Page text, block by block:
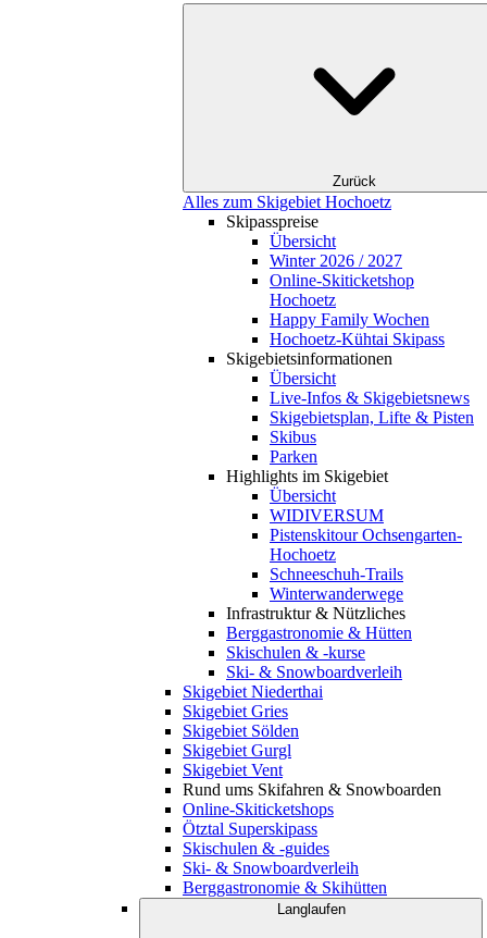
Zurück
Alles zum Skigebiet Hochoetz
Skipasspreise
Übersicht
Winter 2026 / 2027
Online-Skiticketshop
Hochoetz
Happy Family Wochen
Hochoetz-Kühtai Skipass
Skigebietsinformationen
Übersicht
Live-Infos & Skigebietsnews
Skigebietsplan, Lifte & Pisten
Skibus
Parken
Highlights im Skigebiet
Übersicht
WIDIVERSUM
Pistenskitour Ochsengarten-
Hochoetz
Schneeschuh-Trails
Winterwanderwege
Infrastruktur & Nützliches
Berggastronomie & Hütten
Skischulen & -kurse
Ski- & Snowboardverleih
Skigebiet Niederthai
Skigebiet Gries
Skigebiet Sölden
Skigebiet Gurgl
Skigebiet Vent
Rund ums Skifahren & Snowboarden
Online-Skiticketshops
Ötztal Superskipass
Skischulen & -guides
Ski- & Snowboardverleih
Berggastronomie & Skihütten
Langlaufen